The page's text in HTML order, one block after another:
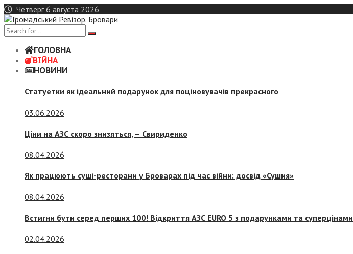
Skip
to
content
Четверг 6 августа 2026
ГОЛОВНА
ВІЙНА
НОВИНИ
Статуетки як ідеальний подарунок для поціновувачів прекрасного
03.06.2026
Ціни на АЗС скоро знизяться, – Свириденко
08.04.2026
Як працюють суші-ресторани у Броварах під час війни: досвід «Сушия»
08.04.2026
Встигни бути серед перших 100! Відкриття АЗС EURO 5 з подарунками та суперцінами
02.04.2026